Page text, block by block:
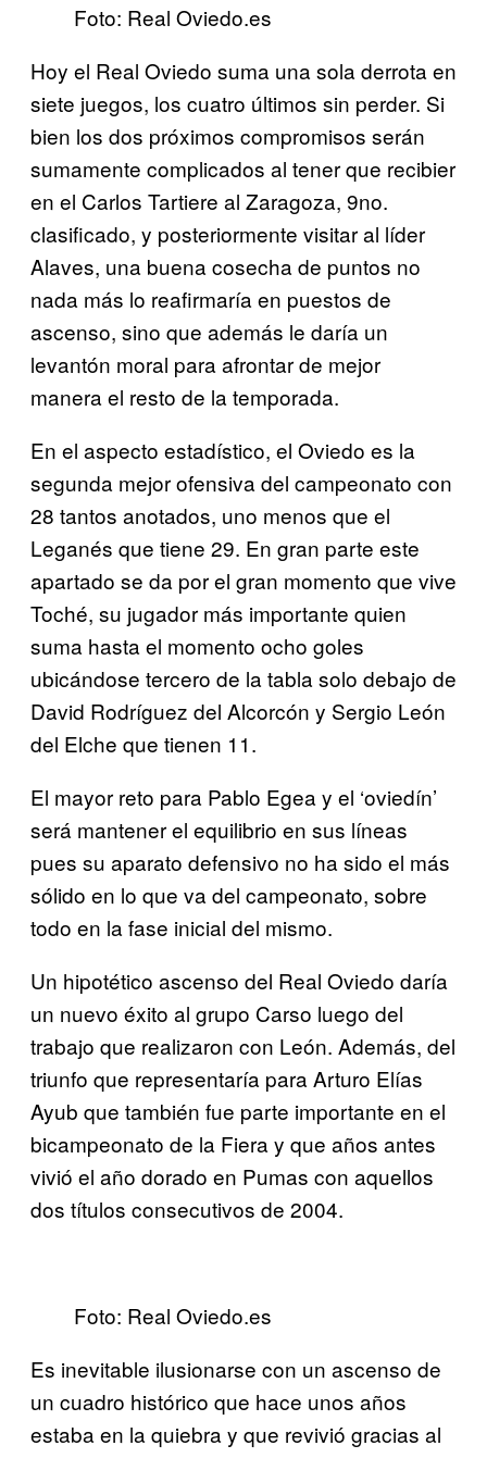
Foto: Real Oviedo.es
Hoy el Real Oviedo suma una sola derrota en
siete juegos, los cuatro últimos sin perder. Si
bien los dos próximos compromisos serán
sumamente complicados al tener que recibier
en el Carlos Tartiere al Zaragoza, 9no.
clasificado, y posteriormente visitar al líder
Alaves, una buena cosecha de puntos no
nada más lo reafirmaría en puestos de
ascenso, sino que además le daría un
levantón moral para afrontar de mejor
manera el resto de la temporada.
En el aspecto estadístico, el Oviedo es la
segunda mejor ofensiva del campeonato con
28 tantos anotados, uno menos que el
Leganés que tiene 29. En gran parte este
apartado se da por el gran momento que vive
Toché, su jugador más importante quien
suma hasta el momento ocho goles
ubicándose tercero de la tabla solo debajo de
David Rodríguez del Alcorcón y Sergio León
del Elche que tienen 11.
El mayor reto para Pablo Egea y el ‘oviedín’
será mantener el equilibrio en sus líneas
pues su aparato defensivo no ha sido el más
sólido en lo que va del campeonato, sobre
todo en la fase inicial del mismo.
Un hipotético ascenso del Real Oviedo daría
un nuevo éxito al grupo Carso luego del
trabajo que realizaron con León. Además, del
triunfo que representaría para Arturo Elías
Ayub que también fue parte importante en el
bicampeonato de la Fiera y que años antes
vivió el año dorado en Pumas con aquellos
dos títulos consecutivos de 2004.
Foto: Real Oviedo.es
Es inevitable ilusionarse con un ascenso de
un cuadro histórico que hace unos años
estaba en la quiebra y que revivió gracias al